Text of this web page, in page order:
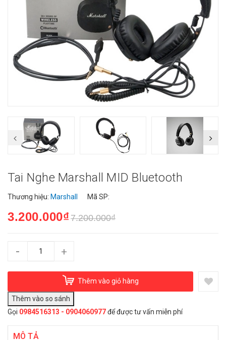
Tai Nghe Marshall MID Bluetooth
Thương hiệu: Marshall Mã SP:
3.200.000₫7.200.000₫
- +
Thêm vào giỏ hàng
Gọi 0984516313 - 0904060977để được tư vấn miễn phí
MÔ TẢ